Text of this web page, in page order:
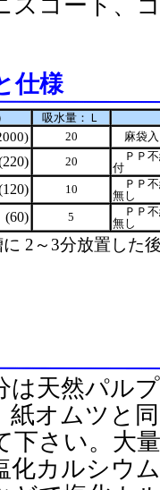
コート、
仕様
吸水量：Ｌ
20
麻袋入
20
ＰＰ不
付
10
ＰＰ不
無し
(60) 5
ＰＰ不
無し
に 2～3分放置した
は天然パル
紙オムツと
下さい。大
化カルシウ